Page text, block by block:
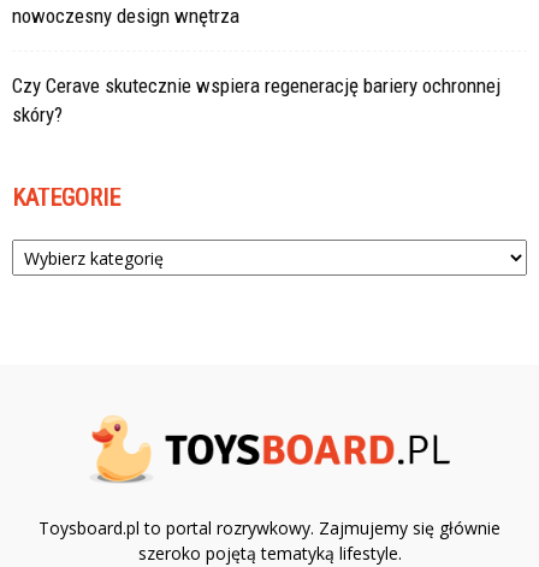
nowoczesny design wnętrza
Czy Cerave skutecznie wspiera regenerację bariery ochronnej
skóry?
KATEGORIE
Kategorie
Toysboard.pl to portal rozrywkowy. Zajmujemy się głównie
szeroko pojętą tematyką lifestyle.